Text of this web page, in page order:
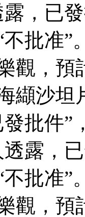
，已
批准”
觀，
纈沙坦
批件”
露，
批准”
觀，預